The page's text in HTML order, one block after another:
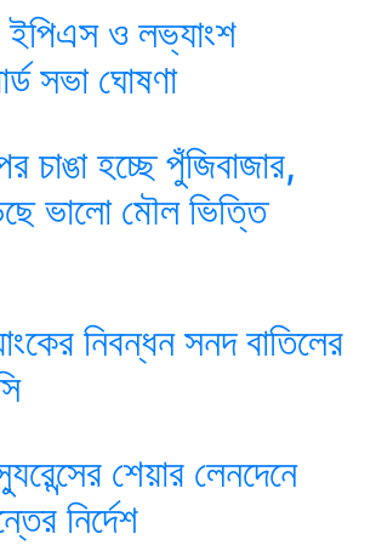
ইপিএস ও লভ্যাংশ
সভা ঘোষণা
চাঙা হচ্ছে পুঁজিবাজার,
ভালো মৌল ভিত্তি
নিবন্ধন সনদ বাতিলের
শেয়ার লেনদেনে
নির্দেশ